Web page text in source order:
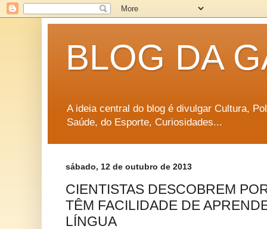
BLOG DA
A ideia central do blog é divulgar Cultura,
Saúde, do Esporte, Curiosidades...
sábado, 12 de outubro de 2013
CIENTISTAS DESCOBREM
TÊM FACILIDADE DE
LÍNGUA